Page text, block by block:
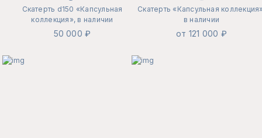
Скатерть d150 «Капсульная
коллекция», в наличии
50 000 ₽
Скатерть «Капсульная
в наличии
от 121 000 ₽